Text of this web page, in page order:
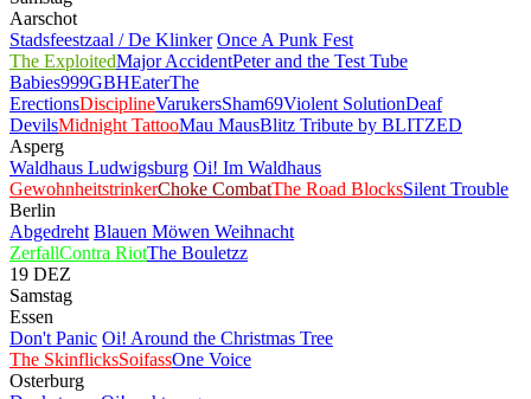
Aarschot
Stadsfeestzaal / De Klinker Once A Punk Fest
The ExploitedMajor AccidentPeter and the Test Tube
Babies999GBHEaterThe
ErectionsDisciplineVarukersSham69Violent SolutionDeaf
DevilsMidnight TattooMau MausBlitz Tribute by BLITZED
Asperg
Waldhaus Ludwigsburg Oi! Im Waldhaus
GewohnheitstrinkerChoke CombatThe Road BlocksSilent Trouble
Berlin
Abgedreht Blauen Möwen Weihnacht
ZerfallContra RiotThe Bouletzz
19 DEZ
Samstag
Essen
Don't Panic Oi! Around the Christmas Tree
The SkinflicksSoifassOne Voice
Osterburg